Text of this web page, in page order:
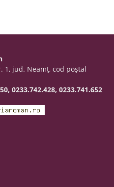
1, jud. Neamţ, cod poştal
0233.742.428, 0233.741.652